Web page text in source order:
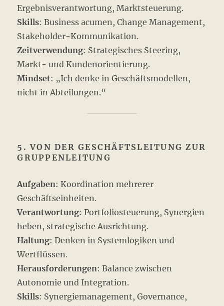
Ergebnisverantwortung, Marktsteuerung.
Skills: Business acumen, Change Management,
Stakeholder-Kommunikation.
Zeitverwendung: Strategisches Steering,
Markt- und Kundenorientierung.
Mindset: „Ich denke in Geschäftsmodellen,
nicht in Abteilungen.“
5. VON DER GESCHÄFTSLEITUNG ZUR
GRUPPENLEITUNG
Aufgaben: Koordination mehrerer
Geschäftseinheiten.
Verantwortung: Portfoliosteuerung, Synergien
heben, strategische Ausrichtung.
Haltung: Denken in Systemlogiken und
Wertflüssen.
Herausforderungen: Balance zwischen
Autonomie und Integration.
Skills: Synergiemanagement, Governance,